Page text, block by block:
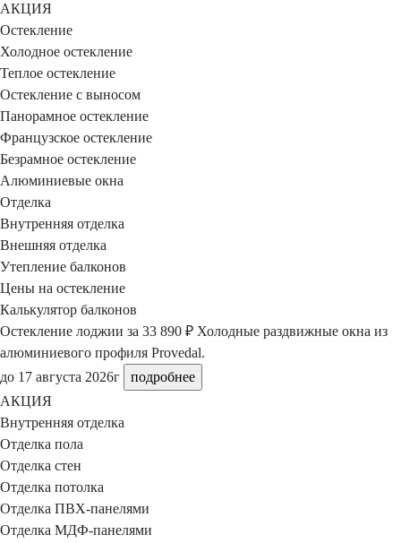
АКЦИЯ
Остекление
Холодное остекление
Теплое остекление
Остекление с выносом
Панорамное остекление
Французское остекление
Безрамное остекление
Алюминиевые окна
Отделка
Внутренняя отделка
Внешняя отделка
Утепление балконов
Цены на остекление
Калькулятор балконов
Остекление лоджии за 33 890 ₽ Холодные раздвижные окна из
алюминиевого профиля Provedal.
до 17 августа 2026г
подробнее
АКЦИЯ
Внутренняя отделка
Отделка пола
Отделка стен
Отделка потолка
Отделка ПВХ-панелями
Отделка МДФ-панелями